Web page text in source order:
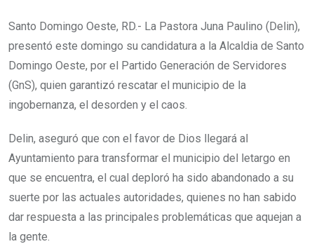
Santo Domingo Oeste, RD.- La Pastora Juna Paulino (Delin),
presentó este domingo su candidatura a la Alcaldia de Santo
Domingo Oeste, por el Partido Generación de Servidores
(GnS), quien garantizó rescatar el municipio de la
ingobernanza, el desorden y el caos.
Delin, aseguró que con el favor de Dios llegará al
Ayuntamiento para transformar el municipio del letargo en
que se encuentra, el cual deploró ha sido abandonado a su
suerte por las actuales autoridades, quienes no han sabido
dar respuesta a las principales problemáticas que aquejan a
la gente.